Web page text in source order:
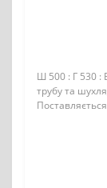
Ш 500 : Г 530 :
трубу та